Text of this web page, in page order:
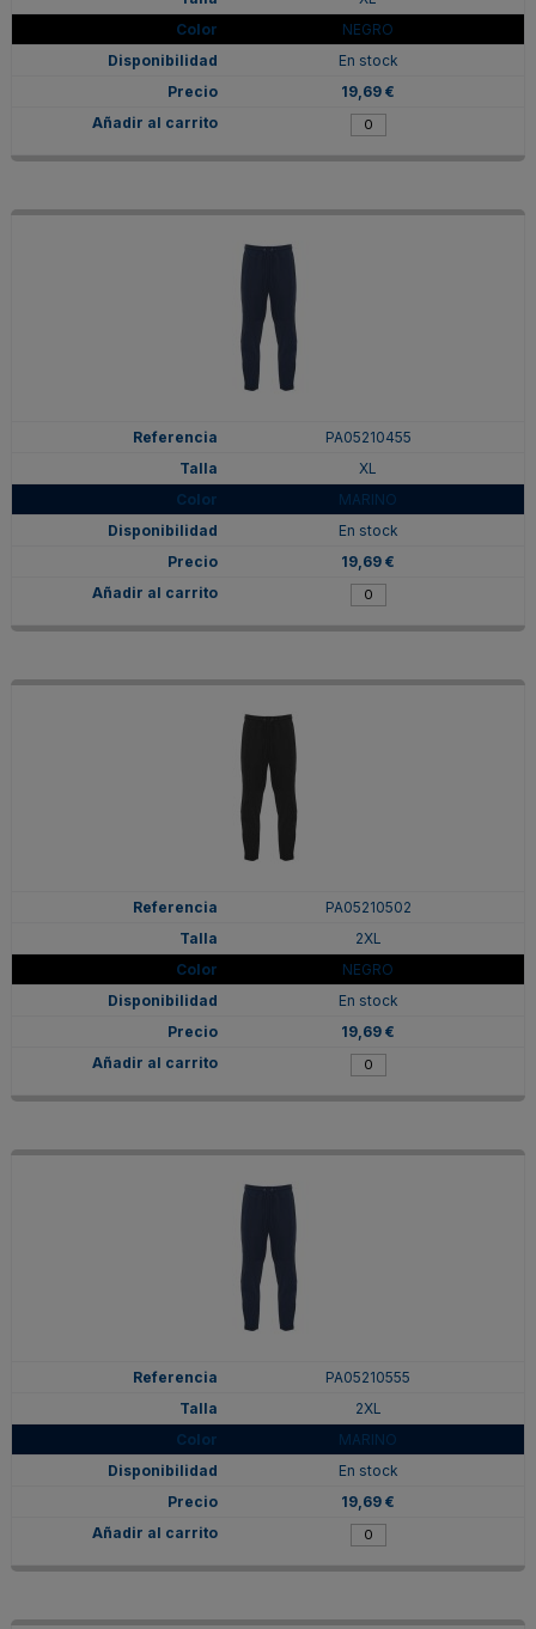
NEGRO
En stock
19,69 €
PA05210455
XL
MARINO
En stock
19,69 €
PA05210502
2XL
NEGRO
En stock
19,69 €
PA05210555
2XL
MARINO
En stock
19,69 €